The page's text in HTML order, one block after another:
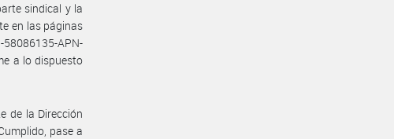
sindical y la
en las páginas
APN-
a lo dispuesto
de la Dirección
pase a